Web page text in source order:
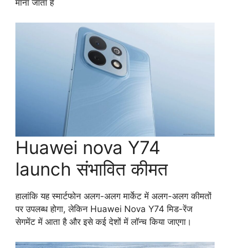
माना जाता है
Huawei nova Y74
launch संभावित कीमत
हालांकि यह स्मार्टफोन अलग-अलग मार्केट में अलग-अलग कीमतों
पर उपलब्ध होगा, लेकिन Huawei Nova Y74 मिड-रेंज
सेगमेंट में आता है और इसे कई देशों में लॉन्च किया जाएगा।